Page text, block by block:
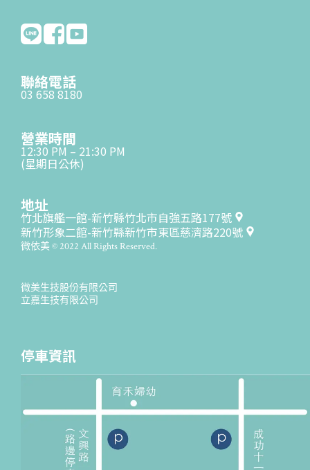
聯絡電話
03 658 8180
營業時間
12:30 PM – 21:30 PM
(星期日公休)
地址
竹北旗艦一館-新竹縣竹北市自強五路177號
新竹形象二館-新竹縣新竹市東區慈濟路220號
微依美 © 2022 All Rights Reserved.
微美生技股份有限公司
立嘉生技有限公司
停車資訊